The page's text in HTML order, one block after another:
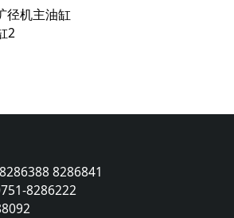
径机主油缸
2
8286841
8286222